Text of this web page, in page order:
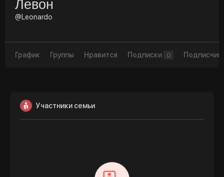
Левон
@Leonardo
График Группы Нравится Подписки 0
Участники семьи